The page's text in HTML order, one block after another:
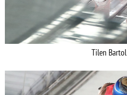
Tilen Bartol